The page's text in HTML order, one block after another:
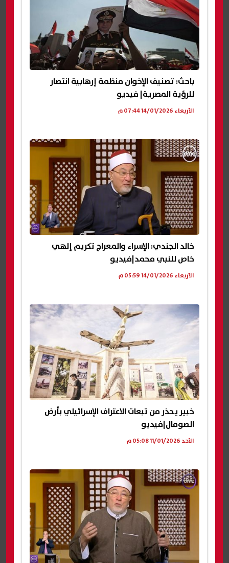
باحث: تصنيف الإخوان منظمة إرهابية انتصار
للرؤية المصرية| فيديو
الأربعاء 14/01/2026 07:44 م
خالد الجندي: الإسراء والمعراج تكريم إلهي
خاص للنبي محمد|فيديو
الأربعاء 14/01/2026 05:59 م
خبير يحذر من تبعات الاعتراف الإسرائيلي بأرض
الصومال|فيديو
الأحد 11/01/2026 05:08 م